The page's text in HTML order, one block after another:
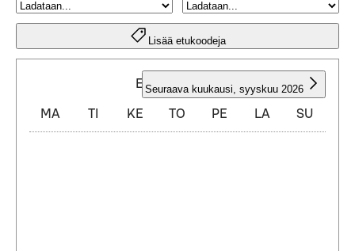
Lisää etukoodeja
ELOKUU 2026
Seuraava kuukausi, syyskuu 2026
MA TI KE TO PE LA SU